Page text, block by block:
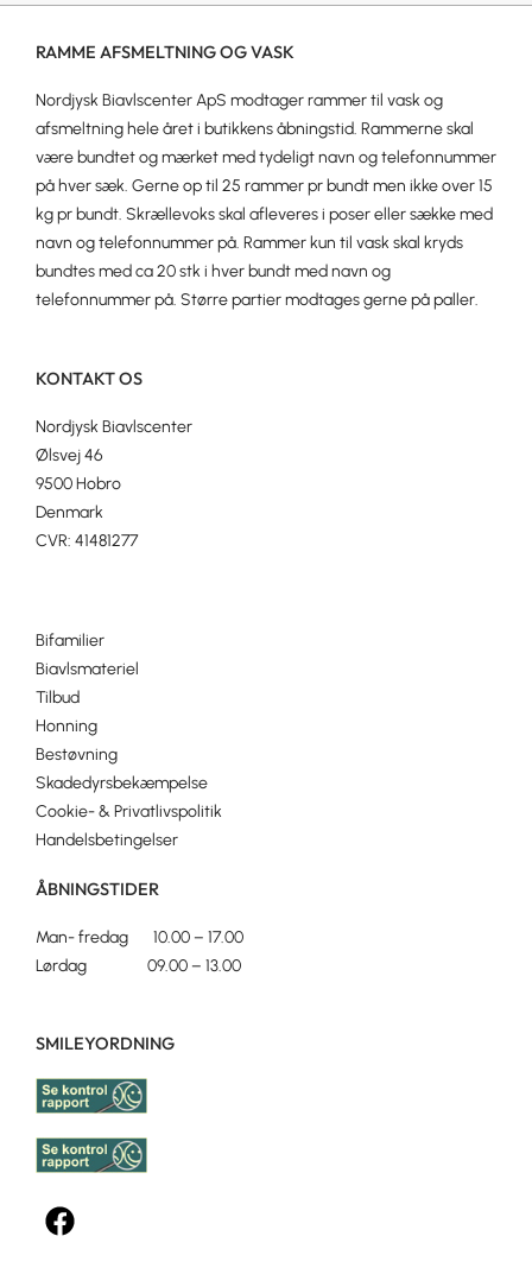
RAMME AFSMELTNING OG VASK
Nordjysk Biavlscenter ApS modtager rammer til vask og
afsmeltning hele året i butikkens åbningstid. Rammerne skal
være bundtet og mærket med tydeligt navn og telefonnummer
på hver sæk. Gerne op til 25 rammer pr bundt men ikke over 15
kg pr bundt. Skrællevoks skal afleveres i poser eller sække med
navn og telefonnummer på. Rammer kun til vask skal kryds
bundtes med ca 20 stk i hver bundt med navn og
telefonnummer på. Større partier modtages gerne på paller.
KONTAKT OS
Nordjysk Biavlscenter
Ølsvej 46
9500 Hobro
Denmark
CVR: 41481277
Bifamilier
Biavlsmateriel
Tilbud
Honning
Bestøvning
Skadedyrsbekæmpelse
Cookie- & Privatlivspolitik
Handelsbetingelser
ÅBNINGSTIDER
Man- fredag 10.00 – 17.00
Lørdag 09.00 – 13.00
SMILEYORDNING
F
a